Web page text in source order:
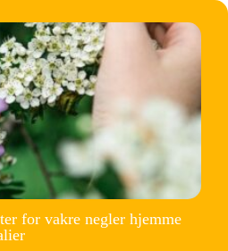
for vakre negler hjemme